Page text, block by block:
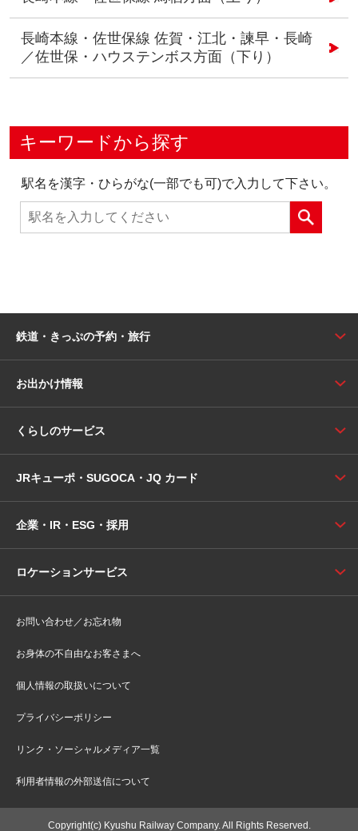
長崎本線・佐世保線 佐賀・江北・諫早・長崎
／佐世保・ハウステンボス方面（下り）
キーワードから探す
駅名を漢字・ひらがな(一部でも可)で入力して下さい。
鉄道・きっぷの予約・旅行
お出かけ情報
くらしのサービス
JRキューポ・SUGOCA・JQ カード
企業・IR・ESG・採用
ロケーションサービス
お問い合わせ／お忘れ物
お身体の不自由なお客さまへ
個人情報の取扱いについて
プライバシーポリシー
リンク・ソーシャルメディア一覧
利用者情報の外部送信について
Copyright(c) Kyushu Railway Company. All Rights Reserved.